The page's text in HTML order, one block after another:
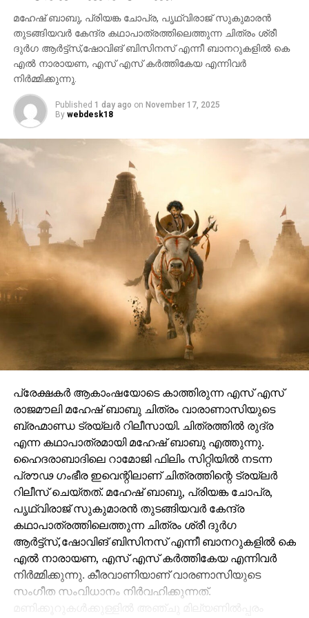
മഹേഷ് ബാബു, പ്രിയങ്ക ചോപ്ര, പൃഥ്വിരാജ് സുകുമാരൻ
തുടങ്ങിയവർ കേന്ദ്ര കഥാപാത്രത്തിലെത്തുന്ന ചിത്രം ശ്രീ
ദുർഗ ആർട്ട്സ്,ഷോവിങ് ബിസിനസ് എന്നീ ബാനറുകളിൽ കെ
എൽ നാരായണ, എസ് എസ് കർത്തികേയ എന്നിവർ
നിർമ്മിക്കുന്നു.
Published 1 day ago on November 17, 2025
By webdesk18
പ്രേക്ഷകർ ആകാംഷയോടെ കാത്തിരുന്ന എസ് എസ്
രാജമൗലി മഹേഷ് ബാബു ചിത്രം വാരാണാസിയുടെ
ബ്രഹ്മാണ്ഡ ട്രയ്ലർ റിലീസായി. ചിത്രത്തിൽ രുദ്ര
എന്ന കഥാപാത്രമായി മഹേഷ് ബാബു എത്തുന്നു.
ഹൈദരാബാദിലെ റാമോജി ഫിലിം സിറ്റിയിൽ നടന്ന
പ്രൗഢ ഗംഭീര ഇവെന്റിലാണ് ചിത്രത്തിന്റെ ട്രയ്ലർ
റിലീസ് ചെയ്തത്. മഹേഷ് ബാബു, പ്രിയങ്ക ചോപ്ര,
പൃഥ്വിരാജ് സുകുമാരൻ തുടങ്ങിയവർ കേന്ദ്ര
കഥാപാത്രത്തിലെത്തുന്ന ചിത്രം ശ്രീ ദുർഗ
ആർട്ട്സ്,ഷോവിങ് ബിസിനസ് എന്നീ ബാനറുകളിൽ കെ
എൽ നാരായണ, എസ് എസ് കർത്തികേയ എന്നിവർ
നിർമ്മിക്കുന്നു. കീരവാണിയാണ് വാരണാസിയുടെ
സംഗീത സംവിധാനം നിർവഹിക്കുന്നത്.